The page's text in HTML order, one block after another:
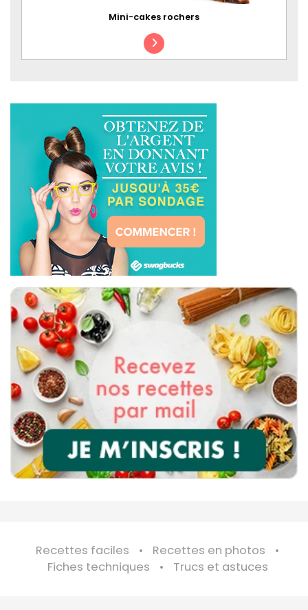
Mini-cakes rochers
Recettes faciles
Recettes en photos
Fiches techniques
Trucs et astuces